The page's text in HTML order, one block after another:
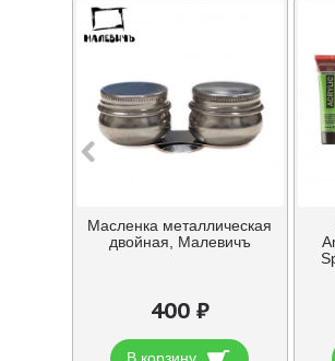
Масленка металлическая
двойная, Малевичъ
400 ₽